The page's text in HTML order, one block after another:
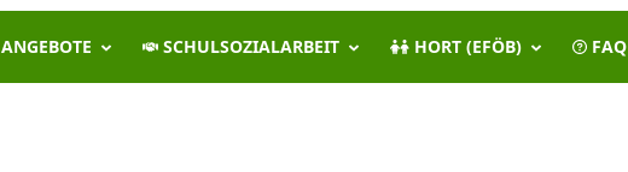
ANGEBOTE SCHULSOZIALARBEIT HORT (EFÖB) FAQ